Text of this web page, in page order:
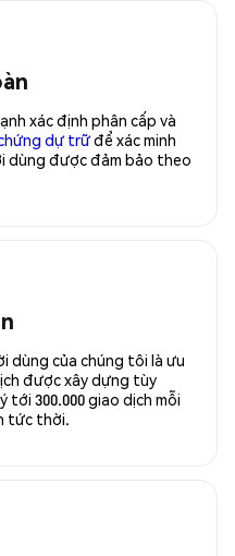
xác định phân cấp và
dự trữđể xác minh
dùng được đảm bảo theo
dùng của chúng tôi là ưu
được xây dựng tùy
tới 300.000 giao dịch mỗi
tức thời.